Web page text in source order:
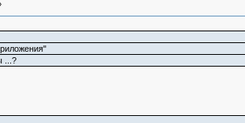
...?